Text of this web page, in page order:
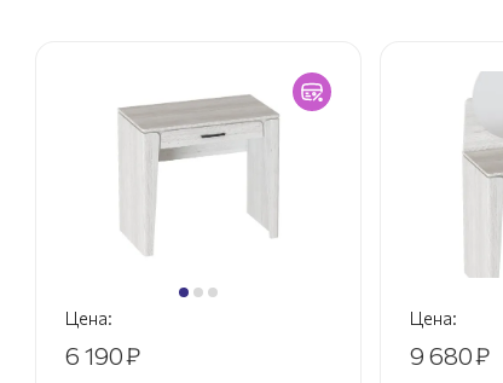
Цена:
6 190₽
Цена:
9 680₽